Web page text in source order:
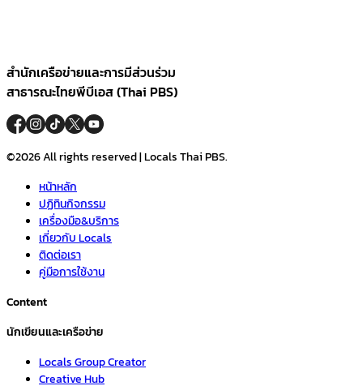
สำนักเครือข่ายและการมีส่วนร่วม
สาธารณะไทยพีบีเอส (Thai PBS)
©2026 All rights reserved | Locals Thai PBS.
หน้าหลัก
ปฏิทินกิจกรรม
เครื่องมือ&บริการ
เกี่ยวกับ Locals
ติดต่อเรา
คู่มือการใช้งาน
Content
นักเขียนและเครือข่าย
Locals Group Creator
Creative Hub